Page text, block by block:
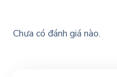
Chưa có đánh giá nào.